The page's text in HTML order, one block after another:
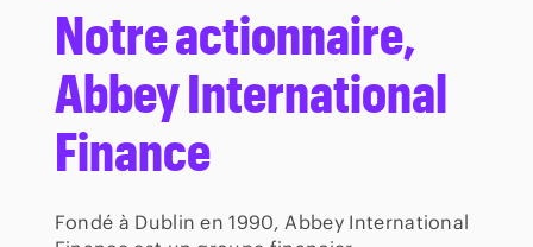
Notre actionnaire,
Abbey International
Finance
Fondé à Dublin en 1990, Abbey International